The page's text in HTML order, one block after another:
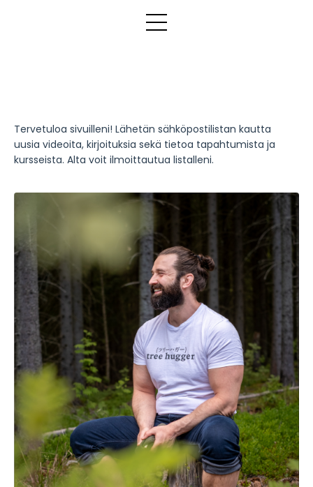
Tervetuloa sivuilleni! Lähetän sähköpostilistan kautta
uusia videoita, kirjoituksia sekä tietoa tapahtumista ja
kursseista. Alta voit ilmoittautua listalleni.